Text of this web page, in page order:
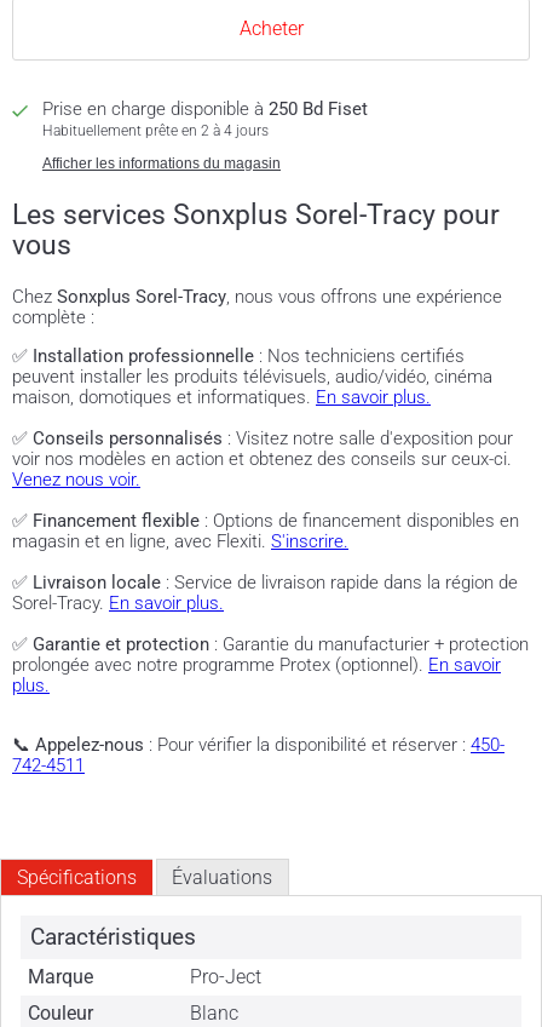
Acheter
Prise en charge disponible à 250 Bd Fiset
Habituellement prête en 2 à 4 jours
Afficher les informations du magasin
Les services Sonxplus Sorel-Tracy pour
vous
Chez Sonxplus Sorel-Tracy, nous vous offrons une expérience
complète :
✅ Installation professionnelle : Nos techniciens certifiés
peuvent installer les produits télévisuels, audio/vidéo, cinéma
maison, domotiques et informatiques. En savoir plus.
✅ Conseils personnalisés : Visitez notre salle d'exposition pour
voir nos modèles en action et obtenez des conseils sur ceux-ci.
Venez nous voir.
✅ Financement flexible : Options de financement disponibles en
magasin et en ligne, avec Flexiti. S'inscrire.
✅ Livraison locale : Service de livraison rapide dans la région de
Sorel-Tracy. En savoir plus.
✅ Garantie et protection : Garantie du manufacturier + protection
prolongée avec notre programme Protex (optionnel). En savoir
plus.
📞 Appelez-nous : Pour vérifier la disponibilité et réserver : 450-
742-4511
Spécifications Évaluations
Caractéristiques
Marque
Pro-Ject
Couleur
Blanc